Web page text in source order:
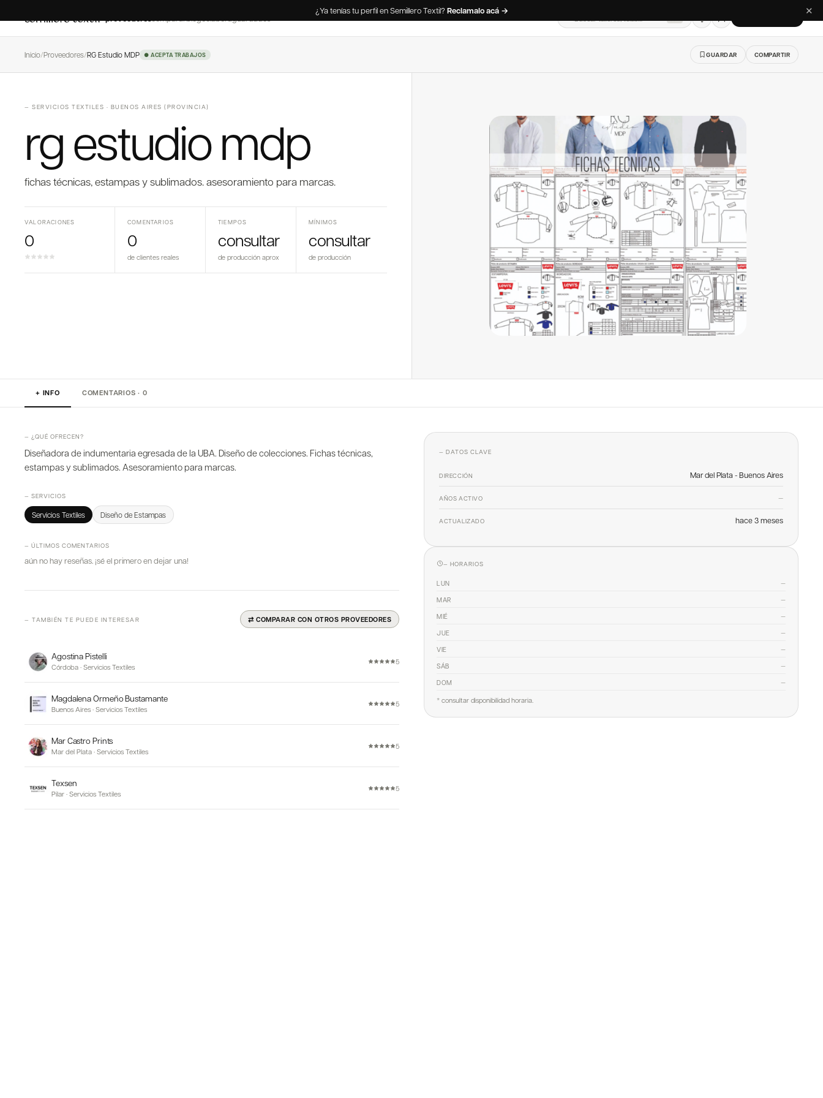
¿Ya tenías tu perfil en Semillero Textil? Reclamalo acá → ✕
Inicio/Proveedores/RG Estudio MDP ● ACEPTA TRABAJOS GUARDAR COMPARTIR
— SERVICIOS TEXTILES · BUENOS AIRES (PROVINCIA)
rg estudio mdp
fichas técnicas, estampas y sublimados. asesoramiento para marcas.
VALORACIONES
0
COMENTARIOS
0
de clientes reales
TIEMPOS
consultar
de producción aprox
MÍNIMOS
consultar
de producción
+ INFO COMENTARIOS · 0
— ¿QUÉ OFRECEN?
Diseñadora de indumentaria egresada de la UBA. Diseño de colecciones. Fichas técnicas,
estampas y sublimados. Asesoramiento para marcas.
— SERVICIOS
Servicios Textiles Diseño de Estampas
— ÚLTIMOS COMENTARIOS
aún no hay reseñas. ¡sé el primero en dejar una!
— TAMBIÉN TE PUEDE INTERESAR ⇄ COMPARAR CON OTROS PROVEEDORES
Agostina Pistelli
Córdoba · Servicios Textiles
5
Magdalena Ormeño Bustamante
Buenos Aires · Servicios Textiles
5
Mar Castro Prints
Mar del Plata · Servicios Textiles
5
Texsen
Pilar · Servicios Textiles
5
— DATOS CLAVE
DIRECCIÓN Mar del Plata - Buenos Aires
AÑOS ACTIVO —
ACTUALIZADO hace 3 meses
— HORARIOS
LUN —
MAR —
MIÉ —
JUE —
VIE —
SÁB —
DOM —
* consultar disponibilidad horaria.